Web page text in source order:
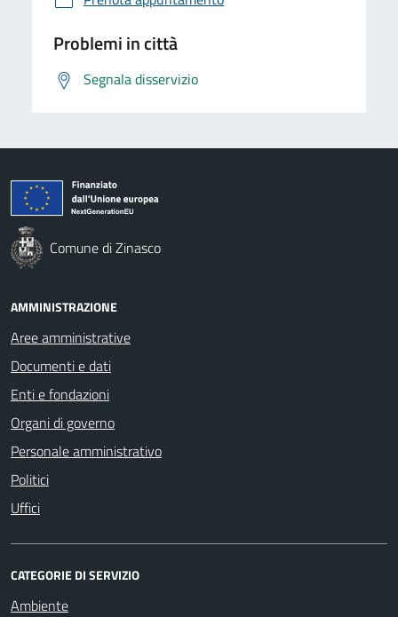
Problemi in città
Segnala disservizio
Comune di Zinasco
AMMINISTRAZIONE
Aree amministrative
Documenti e dati
Enti e fondazioni
Organi di governo
Personale amministrativo
Politici
Uffici
CATEGORIE DI SERVIZIO
Ambiente